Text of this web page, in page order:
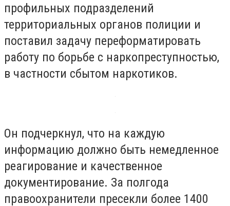
профильных подразделений
территориальных органов полиции и
поставил задачу переформатировать
работу по борьбе с наркопреступностью,
в частности сбытом наркотиков.
Он подчеркнул, что на каждую
информацию должно быть немедленное
реагирование и качественное
документирование. За полгода
правоохранители пресекли более 1400